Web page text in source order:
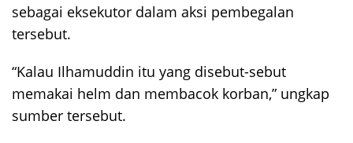
sebagai eksekutor dalam aksi pembegalan
tersebut.
“Kalau Ilhamuddin itu yang disebut-sebut
memakai helm dan membacok korban,” ungkap
sumber tersebut.